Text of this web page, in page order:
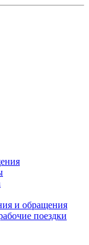
и обращения
поездки